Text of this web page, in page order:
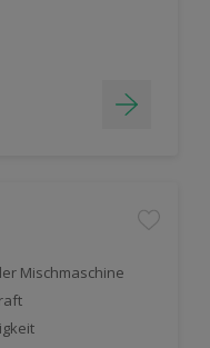
Mischmaschine